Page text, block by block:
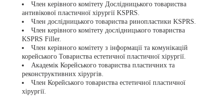
Член керівного комітету Дослідницького товариства
антивікової пластичної хірургії KSPRS.
Член дослідницького товариства ринопластики KSPRS.
Член керівного комітету дослідницького товариства
KSPRS Filler.
Член керівного комітету з інформації та комунікацій
корейського Товариства естетичної пластичної хірургії.
Академік Корейського товариства пластичних та
реконструктивних хірургів.
Член Корейського товариства естетичної пластичної
хірургії.